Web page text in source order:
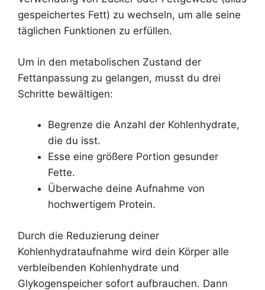
gespeichertes Fett) zu wechseln, um alle seine
täglichen Funktionen zu erfüllen.
Um in den metabolischen Zustand der
Fettanpassung zu gelangen, musst du drei
Schritte bewältigen:
Begrenze die Anzahl der Kohlenhydrate,
die du isst.
Esse eine größere Portion gesunder
Fette.
Überwache deine Aufnahme von
hochwertigem Protein.
Durch die Reduzierung deiner
Kohlenhydrataufnahme wird dein Körper alle
verbleibenden Kohlenhydrate und
Glykogenspeicher sofort aufbrauchen. Dann